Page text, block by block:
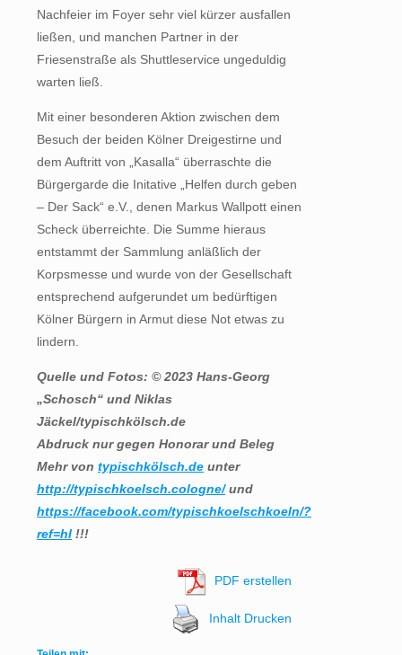
Nachfeier im Foyer sehr viel kürzer ausfallen
ließen, und manchen Partner in der
Friesenstraße als Shuttleservice ungeduldig
warten ließ.
Mit einer besonderen Aktion zwischen dem
Besuch der beiden Kölner Dreigestirne und
dem Auftritt von „Kasalla“ überraschte die
Bürgergarde die Initative „Helfen durch geben
– Der Sack“ e.V., denen Markus Wallpott einen
Scheck überreichte. Die Summe hieraus
entstammt der Sammlung anläßlich der
Korpsmesse und wurde von der Gesellschaft
entsprechend aufgerundet um bedürftigen
Kölner Bürgern in Armut diese Not etwas zu
lindern.
Quelle und Fotos: © 2023 Hans-Georg
„Schosch“ und Niklas
Jäckel/typischkölsch.de
Abdruck nur gegen Honorar und Beleg
Mehr von typischkölsch.de unter
http://typischkoelsch.cologne/und
https://facebook.com/typischkoelschkoeln/?
ref=hl !!!
PDF erstellen
Inhalt Drucken